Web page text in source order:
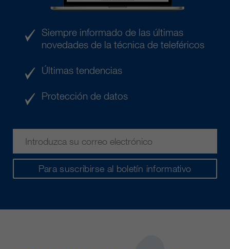
Para suscribirse al boletín informativo
Siempre informado de las últimas
novedades de la técnica de teleféricos
Últimas tendencias
Protección de datos